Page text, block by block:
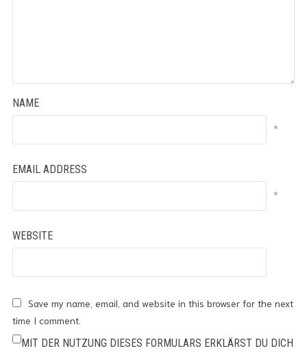
NAME
*
EMAIL ADDRESS
*
WEBSITE
Save my name, email, and website in this browser for the next
time I comment.
MIT DER NUTZUNG DIESES FORMULARS ERKLÄRST DU DICH